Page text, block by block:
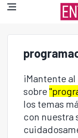
¡Mantente
sobre
los temas
con nuestra